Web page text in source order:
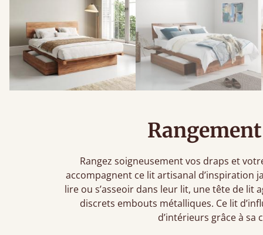
Rangez soigneusement vos draps et
accompagnent ce lit artisanal d’inspiration
lire ou s’asseoir dans leur lit, une tête de lit
discrets embouts métalliques. Ce lit
d’intérieurs grâce à